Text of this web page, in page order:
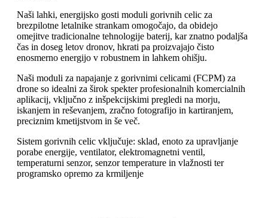
Naši lahki, energijsko gosti moduli gorivnih celic za
brezpilotne letalnike strankam omogočajo, da obidejo
omejitve tradicionalne tehnologije baterij, kar znatno podaljša
čas in doseg letov dronov, hkrati pa proizvajajo čisto
enosmerno energijo v robustnem in lahkem ohišju.
Naši moduli za napajanje z gorivnimi celicami (FCPM) za
drone so idealni za širok spekter profesionalnih komercialnih
aplikacij, vključno z inšpekcijskimi pregledi na morju,
iskanjem in reševanjem, zračno fotografijo in kartiranjem,
preciznim kmetijstvom in še več.
Sistem gorivnih celic vključuje: sklad, enoto za upravljanje
porabe energije, ventilator, elektromagnetni ventil,
temperaturni senzor, senzor temperature in vlažnosti ter
programsko opremo za krmiljenje